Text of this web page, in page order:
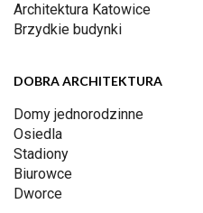
Architektura Katowice
Brzydkie budynki
DOBRA ARCHITEKTURA
Domy jednorodzinne
Osiedla
Stadiony
Biurowce
Dworce